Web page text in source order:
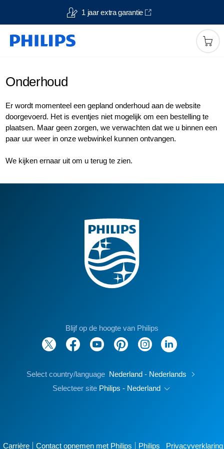
1 jaar extra garantie
Onderhoud
Er wordt momenteel een gepland onderhoud aan de website
doorgevoerd. Het is eventjes niet mogelijk om een bestelling te
plaatsen. Maar geen zorgen, we verwachten dat we u binnen een
paar uur weer in onze webwinkel kunnen ontvangen.
We kijken ernaar uit om u terug te zien.
Blijf op de hoogte van Philips
Select country/language Nederland - Nederlands
Selecteer site Philips - Nederland
Carrière Contact opnemen met Philips Philips Privacyverklaring